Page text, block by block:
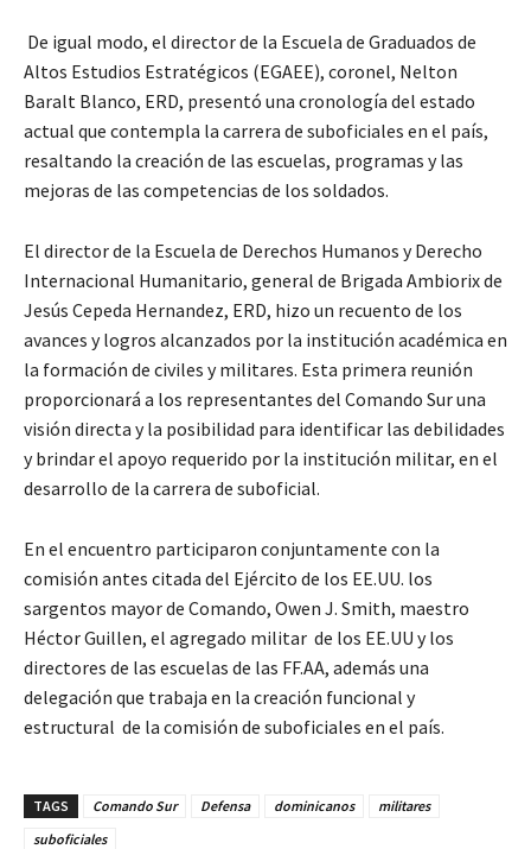
De igual modo, el director de la Escuela de Graduados de
Altos Estudios Estratégicos (EGAEE), coronel, Nelton
Baralt Blanco, ERD, presentó una cronología del estado
actual que contempla la carrera de suboficiales en el país,
resaltando la creación de las escuelas, programas y las
mejoras de las competencias de los soldados.
El director de la Escuela de Derechos Humanos y Derecho
Internacional Humanitario, general de Brigada Ambiorix de
Jesús Cepeda Hernandez, ERD, hizo un recuento de los
avances y logros alcanzados por la institución académica en
la formación de civiles y militares. Esta primera reunión
proporcionará a los representantes del Comando Sur una
visión directa y la posibilidad para identificar las debilidades
y brindar el apoyo requerido por la institución militar, en el
desarrollo de la carrera de suboficial.
En el encuentro participaron conjuntamente con la
comisión antes citada del Ejército de los EE.UU. los
sargentos mayor de Comando, Owen J. Smith, maestro
Héctor Guillen, el agregado militar de los EE.UU y los
directores de las escuelas de las FF.AA, además una
delegación que trabaja en la creación funcional y
estructural de la comisión de suboficiales en el país.
TAGS Comando Sur Defensa dominicanos
militares
suboficiales